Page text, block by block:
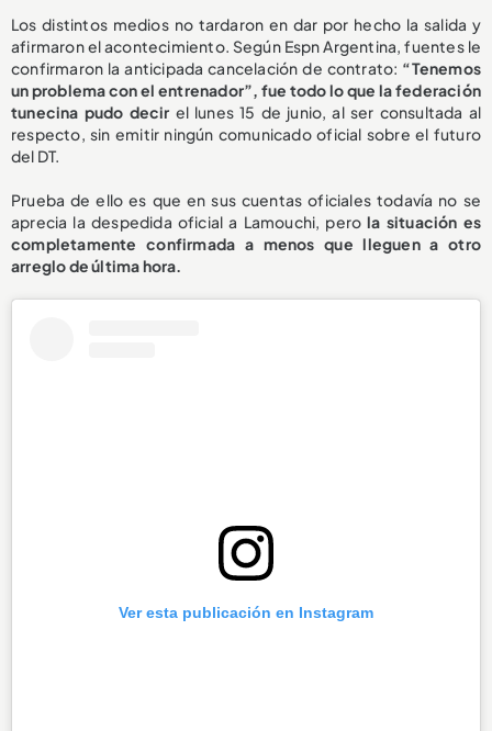
Los distintos medios no tardaron en dar por hecho la salida y
afirmaron el acontecimiento. Según Espn Argentina, fuentes le
confirmaron la anticipada cancelación de contrato: “Tenemos
un problema con el entrenador”, fue todo lo que la federación
tunecina pudo decir el lunes 15 de junio, al ser consultada al
respecto, sin emitir ningún comunicado oficial sobre el futuro
del DT.
Prueba de ello es que en sus cuentas oficiales todavía no se
aprecia la despedida oficial a Lamouchi, perola situación es
completamente confirmada a menos que lleguen a otro
arreglo de última hora.
Ver esta publicación en Instagram